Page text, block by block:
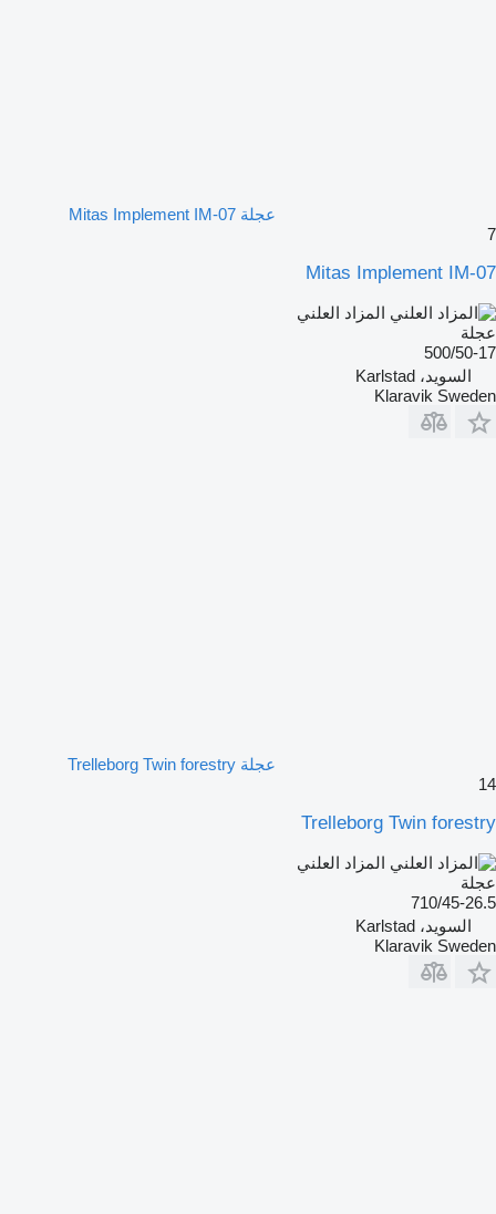
عجلة Mitas Implement IM-07
7
Mitas Implement IM-07
المزاد العلني
عجلة
500/50-17
السويد، Karlstad
Klaravik Sweden
عجلة Trelleborg Twin forestry
14
Trelleborg Twin forestry
المزاد العلني
عجلة
710/45-26.5
السويد، Karlstad
Klaravik Sweden